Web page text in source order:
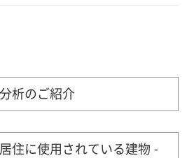
析のご紹介
住に使用されている建物 -